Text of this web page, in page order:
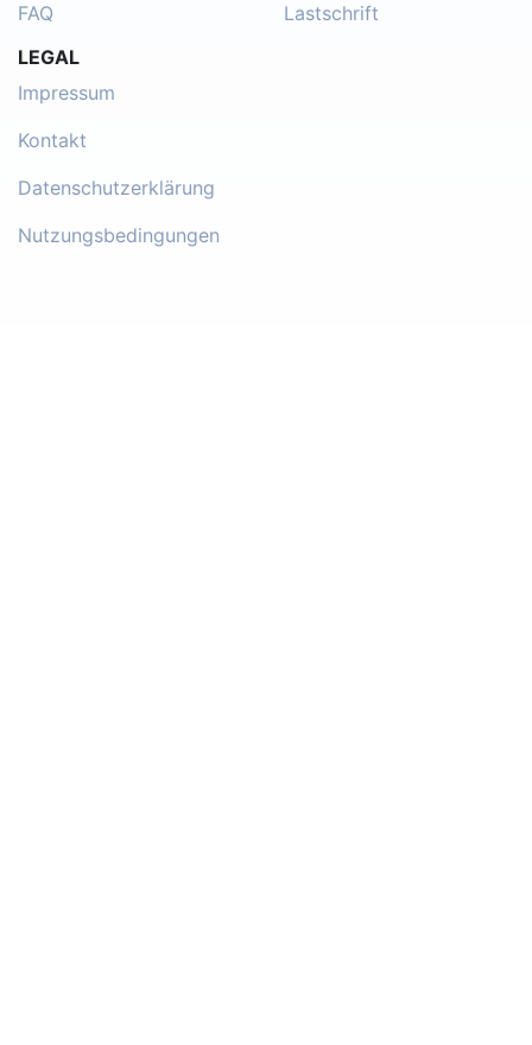
FAQ
Lastschrift
LEGAL
Impressum
Kontakt
Datenschutzerklärung
Nutzungsbedingungen